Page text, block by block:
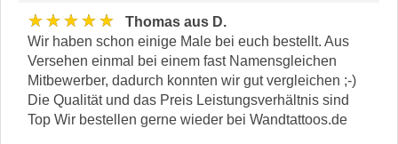
★★★★★
Thomas aus D.
Wir haben schon einige Male bei euch bestellt. Aus
Versehen einmal bei einem fast Namensgleichen
Mitbewerber, dadurch konnten wir gut vergleichen ;-)
Die Qualität und das Preis Leistungsverhältnis sind
Top Wir bestellen gerne wieder bei Wandtattoos.de